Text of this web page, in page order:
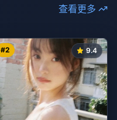
查看更多
#2 9.4